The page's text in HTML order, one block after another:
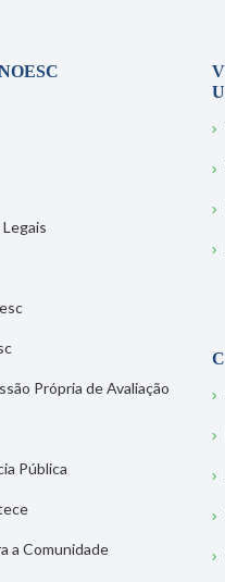
Própria de Avaliação
Pública
a Comunidade